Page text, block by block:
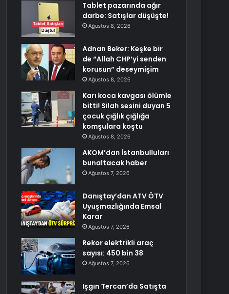
Tablet pazarında ağır
darbe: Satışlar düşüşte!
Ağustos 8, 2026
Adnan Beker: Keşke bir
de “Allah CHP’yi senden
korusun” deseymişim
Ağustos 8, 2026
Karı koca kavgası ölümle
bitti! Silah sesini duyan 5
çocuk çığlık çığlığa
komşulara koştu
Ağustos 8, 2026
AKOM’dan İstanbulluları
bunaltacak haber
Ağustos 7, 2026
Danıştay’dan ATV ÖTV
Uyuşmazlığında Emsal
Karar
Ağustos 7, 2026
Rekor elektrikli araç
sayısı: 450 bin 38
Ağustos 7, 2026
Işgın Tercan’da Satışta